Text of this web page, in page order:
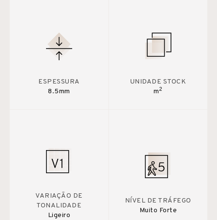
ESPESSURA
8.5mm
UNIDADE STOCK
m2
VARIAÇÃO DE
TONALIDADE
Ligeiro
NÍVEL DE TRÁFEGO
Muito Forte